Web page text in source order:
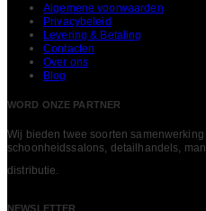
Algemene voorwaarden
Privacybeleid
Levering & Betaling
Contacten
Over ons
Blog
WORD ONZE PARTNER
Wij bieden twee soorten
schoonheidssalons, detailhandels,
distributie.
NEWSLETTER